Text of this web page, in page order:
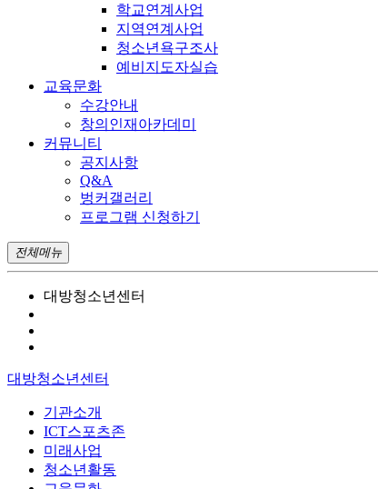
학교연계사업
지역연계사업
청소년욕구조사
예비지도자실습
교육문화
수강안내
창의인재아카데미
커뮤니티
공지사항
Q&A
벙커갤러리
프로그램 신청하기
전체메뉴
대방청소년센터
대방청소년센터
기관소개
ICT스포츠존
미래사업
청소년활동